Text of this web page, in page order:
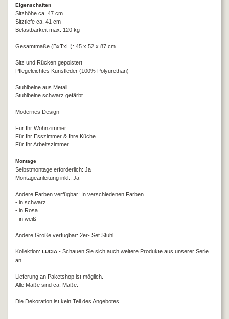
Eigenschaften
Sitzhöhe ca. 47 cm
Sitztiefe ca. 41 cm
Belastbarkeit max. 120 kg
Gesamtmaße (BxTxH): 45 x 52 x 87 cm
Sitz und Rücken gepolstert
Pflegeleichtes Kunstleder (100% Polyurethan)
Stuhlbeine aus Metall
Stuhlbeine schwarz gefärbt
Modernes Design
Für Ihr Wohnzimmer
Für Ihr Esszimmer & Ihre Küche
Für Ihr Arbeitszimmer
Montage
Selbstmontage erforderlich: Ja
Montageanleitung inkl.: Ja
Andere Farben verfügbar: In verschiedenen Farben
- in schwarz
- in Rosa
- in weiß
Andere Größe verfügbar: 2er- Set Stuhl
Kollektion: LUCIA - Schauen Sie sich auch weitere Produkte aus unserer Serie
an.
Lieferung an Paketshop ist möglich.
Alle Maße sind ca. Maße.
Die Dekoration ist kein Teil des Angebotes